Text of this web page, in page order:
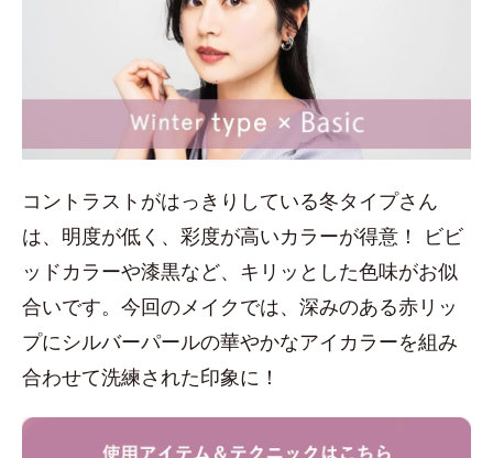
コントラストがはっきりしている冬タイプさん
は、明度が低く、彩度が高いカラーが得意！ ビビ
ッドカラーや漆黒など、キリッとした色味がお似
合いです。今回のメイクでは、深みのある赤リッ
プにシルバーパールの華やかなアイカラーを組み
合わせて洗練された印象に！